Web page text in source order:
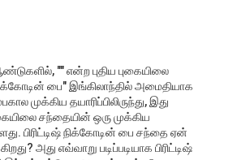
"" என்ற புதிய புகையிலை
பை" இங்கிலாந்தில் அமைதியாக
முக்கிய தயாரிப்பிலிருந்து, இது
சந்தையின் ஒரு முக்கிய
பிரிட்டிஷ் நிக்கோடின் பை சந்தை ஏன்
அது எவ்வாறு படிப்படியாக பிரிட்டிஷ்